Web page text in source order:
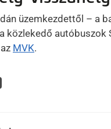
üzemkezdettől – a
közlekedő
MVK.